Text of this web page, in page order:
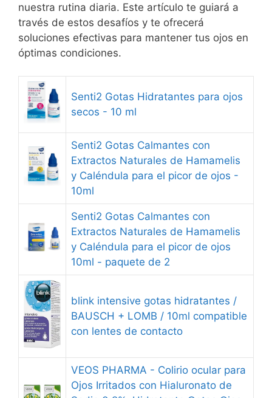
nuestra rutina diaria. Este artículo te guiará a
través de estos desafíos y te ofrecerá
soluciones efectivas para mantener tus ojos en
óptimas condiciones.
Senti2 Gotas Hidratantes para ojos
secos - 10 ml
Senti2 Gotas Calmantes con
Extractos Naturales de Hamamelis
y Caléndula para el picor de ojos -
10ml
Senti2 Gotas Calmantes con
Extractos Naturales de Hamamelis
y Caléndula para el picor de ojos
10ml - paquete de 2
blink intensive gotas hidratantes /
BAUSCH + LOMB / 10ml compatible
con lentes de contacto
VEOS PHARMA - Colirio ocular para
Ojos Irritados con Hialuronato de